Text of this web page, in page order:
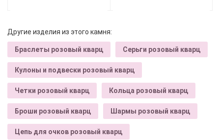
Другие изделия из этого камня:
Браслеты розовый кварц Серьги розовый кварц
Кулоны и подвески розовый кварц
Четки розовый кварц Кольца розовый кварц
Броши розовый кварц Шармы розовый кварц
Цепь для очков розовый кварц